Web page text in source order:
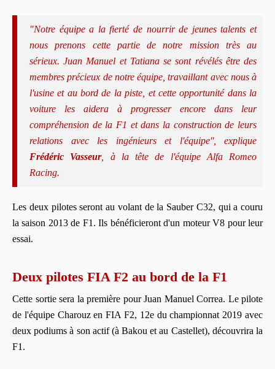
"Notre équipe a la fierté de nourrir de jeunes talents et
nous prenons cette partie de notre mission très au
sérieux. Juan Manuel et Tatiana se sont révélés être des
membres précieux de notre équipe, travaillant avec nous à
l'usine et au bord de la piste, et cette opportunité dans la
voiture les aidera à progresser encore dans leur
compréhension de la F1 et dans la construction de leurs
relations avec les ingénieurs et l'équipe'', explique
Frédéric Vasseur, à la tête de l'équipe Alfa Romeo
Racing.
Les deux pilotes seront au volant de la Sauber C32, qui a couru
la saison 2013 de F1. Ils bénéficieront d'un moteur V8 pour leur
essai.
Deux pilotes FIA F2 au bord de la F1
Cette sortie sera la première pour Juan Manuel Correa. Le pilote
de l'équipe Charouz en FIA F2, 12e du championnat 2019 avec
deux podiums à son actif (à Bakou et au Castellet), découvrira la
F1.